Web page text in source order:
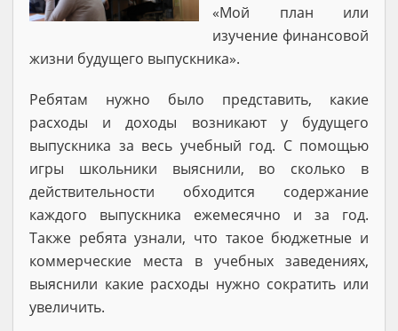
«Мой план или
изучение финансовой
жизни будущего выпускника».
Ребятам нужно было представить, какие
расходы и доходы возникают у будущего
выпускника за весь учебный год. С помощью
игры школьники выяснили, во сколько в
действительности обходится содержание
каждого выпускника ежемесячно и за год.
Также ребята узнали, что такое бюджетные и
коммерческие места в учебных заведениях,
выяснили какие расходы нужно сократить или
увеличить.